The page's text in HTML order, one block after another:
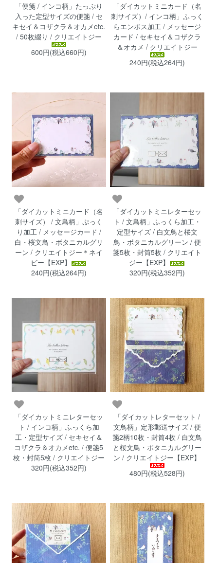
「便箋 / インコ柄」たっぷり
入った定型サイズの便箋 / セ
キセイ＆コザクラ＆オカメetc.
/ 50枚綴り / クリエイトジー
600円(税込660円)
「ダイカットミニカード（名
刺サイズ）/ インコ柄」ふっく
らエンボス加工 / メッセージ
カード / セキセイ＆コザクラ
＆オカメ / クリエイトジー
240円(税込264円)
「ダイカットミニカード（名
刺サイズ） / 文鳥柄」ぷっく
り加工 / メッセージカード /
白・桜文鳥・ボタニカルグリ
ーン / クリエイトジー＊ネイ
ビー【EXP】
240円(税込264円)
「ダイカットミニレターセッ
ト / 文鳥柄」ふっくら加工・
定型サイズ / 白文鳥と桜文
鳥・ボタニカルグリーン / 便
箋5枚・封筒5枚 / クリエイト
ジー【EXP】
320円(税込352円)
「ダイカットミニレターセッ
ト / インコ柄」ふっくら加
工・定型サイズ / セキセイ＆
コザクラ＆オカメetc. / 便箋5
枚・封筒5枚 / クリエイトジー
320円(税込352円)
「ダイカットレターセット /
文鳥柄」定形郵送サイズ / 便
箋2柄10枚・封筒4枚 / 白文鳥
と桜文鳥・ボタニカルグリー
ン / クリエイトジー【EXP】
480円(税込528円)